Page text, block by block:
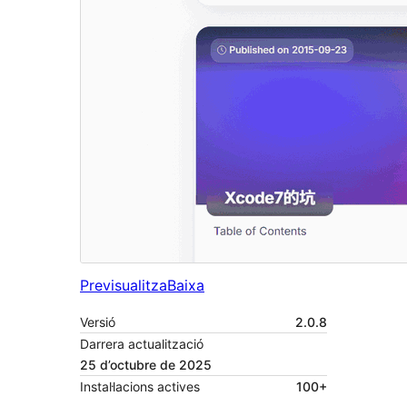
PrevisualitzaBaixa
Versió
2.0.8
Darrera actualització
25 d’octubre de 2025
Instal·lacions actives
100+